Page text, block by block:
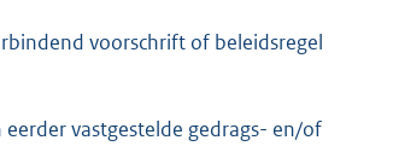
voorschrift of beleidsregel
vastgestelde gedrags- en/of